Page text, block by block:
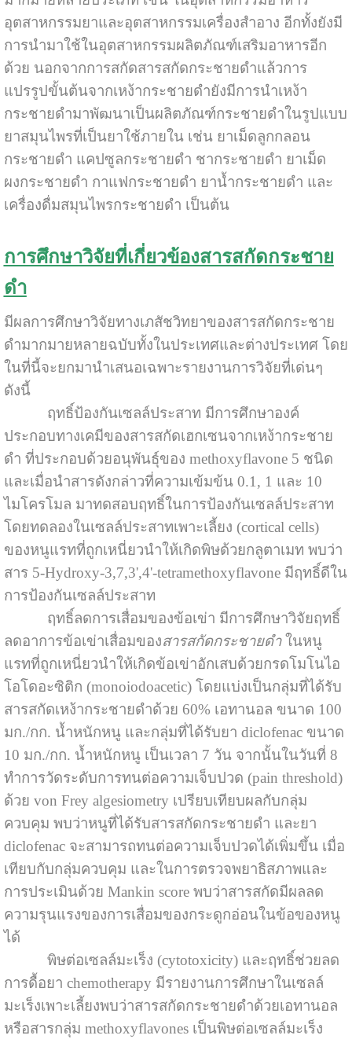
อุตสาหกรรมยาและอุตสาหกรรมเครื่องสำอาง อีกทั้งยังมี
การนำมาใช้ในอุตสาหกรรมผลิตภัณฑ์เสริมอาหารอีก
ด้วย นอกจากการสกัดสารสกัดกระชายดำแล้วการ
แปรรูปขั้นต้นจากเหง้ากระชายดำยังมีการนำเหง้า
กระชายดำมาพัฒนาเป็นผลิตภัณฑ์กระชายดำในรูปแบบ
ยาสมุนไพรที่เป็นยาใช้ภายใน เช่น ยาเม็ดลูกกลอน
กระชายดำ แคปซูลกระชายดำ ชากระชายดำ ยาเม็ด
ผงกระชายดำ กาแฟกระชายดำ ยาน้ำกระชายดำ และ
เครื่องดื่มสมุนไพรกระชายดำ เป็นต้น
การศึกษาวิจัยที่เกี่ยวข้องสารสกัดกระชาย
ดำ
มีผลการศึกษาวิจัยทางเภสัชวิทยาของสารสกัดกระชาย
ดำมากมายหลายฉบับทั้งในประเทศและต่างประเทศ โดย
ในที่นี้จะยกมานำเสนอเฉพาะรายงานการวิจัยที่เด่นๆ
ดังนี้
ฤทธิ์ป้องกันเซลล์ประสาท มีการศึกษาองค์
ประกอบทางเคมีของสารสกัดเฮกเซนจากเหง้ากระชาย
ดำ ที่ประกอบด้วยอนุพันธุ์ของ methoxyflavone 5 ชนิด
และเมื่อนำสารดังกล่าวที่ความเข้มข้น 0.1, 1 และ 10
ไมโครโมล มาทดสอบฤทธิ์ในการป้องกันเซลล์ประสาท
โดยทดลองในเซลล์ประสาทเพาะเลี้ยง (cortical cells)
ของหนูแรทที่ถูกเหนี่ยวนำให้เกิดพิษด้วยกลูตาเมท พบว่า
สาร 5-Hydroxy-3,7,3',4'-tetramethoxyflavone มีฤทธิ์ดีใน
การป้องกันเซลล์ประสาท
ฤทธิ์ลดการเสื่อมของข้อเข่า มีการศึกษาวิจัยฤทธิ์
ลดอาการข้อเข่าเสื่อมของสารสกัดกระชายดำในหนู
แรทที่ถูกเหนี่ยวนำให้เกิดข้อเข่าอักเสบด้วยกรดโมโนไอ
โอโดอะซิติก (monoiodoacetic) โดยแบ่งเป็นกลุ่มที่ได้รับ
สารสกัดเหง้ากระชายดำด้วย 60% เอทานอล ขนาด 100
มก./กก. น้ำหนักหนู และกลุ่มที่ได้รับยา diclofenac ขนาด
10 มก./กก. น้ำหนักหนู เป็นเวลา 7 วัน จากนั้นในวันที่ 8
ทำการวัดระดับการทนต่อความเจ็บปวด (pain threshold)
ด้วย von Frey algesiometry เปรียบเทียบผลกับกลุ่ม
ควบคุม พบว่าหนูที่ได้รับสารสกัดกระชายดำ และยา
diclofenac จะสามารถทนต่อความเจ็บปวดได้เพิ่มขึ้น เมื่อ
เทียบกับกลุ่มควบคุม และในการตรวจพยาธิสภาพและ
การประเมินด้วย Mankin score พบว่าสารสกัดมีผลลด
ความรุนแรงของการเสื่อมของกระดูกอ่อนในข้อของหนู
ได้
พิษต่อเซลล์มะเร็ง (cytotoxicity) และฤทธิ์ช่วยลด
การดื้อยา chemotherapy มีรายงานการศึกษาในเซลล์
มะเร็งเพาะเลี้ยงพบว่าสารสกัดกระชายดำด้วยเอทานอล
หรือสารกลุ่ม methoxyflavones เป็นพิษต่อเซลล์มะเร็ง